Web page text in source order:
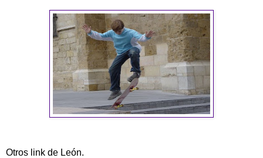
Otros link de León.